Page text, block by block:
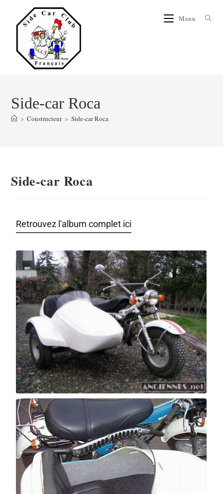
Menu
Side-car Roca
> Constructeur > Side-car Roca
Side-car Roca
Retrouvez l'album complet ici